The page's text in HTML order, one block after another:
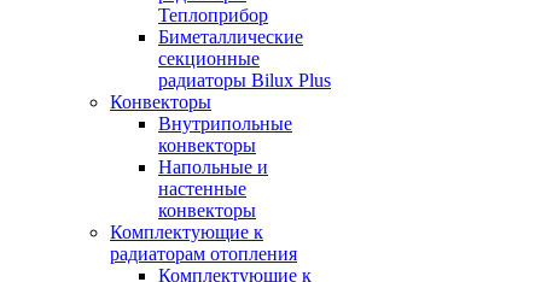
Теплоприбор
Биметаллические
секционные
радиаторы Bilux Plus
Конвекторы
Внутрипольные
конвекторы
Напольные и
настенные
конвекторы
Комплектующие к
радиаторам отопления
Комплектующие к